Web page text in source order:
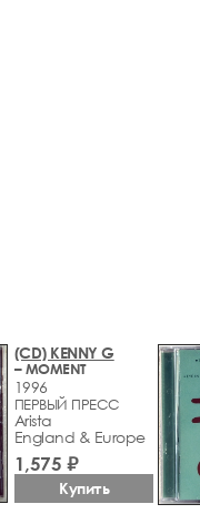
(CD) KENNY G
– MOMENT
1996
ПЕРВЫЙ ПРЕСС
Arista
England & Europe
1,575 ₽
Купить